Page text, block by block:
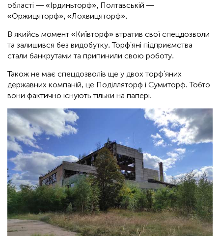
області — «Ірдиньторф», Полтавській —
«Оржицяторф», «Лохвицяторф».
В якийсь момент «Київторф» втратив свої спецдозволи
та залишився без видобутку. Торф'яні підприємства
стали банкрутами та припинили свою роботу.
Також не має спецдозволів ще у двох торф'яних
державних компаній, це Поділляторф і Сумиторф. Тобто
вони фактично існують тільки на папері.